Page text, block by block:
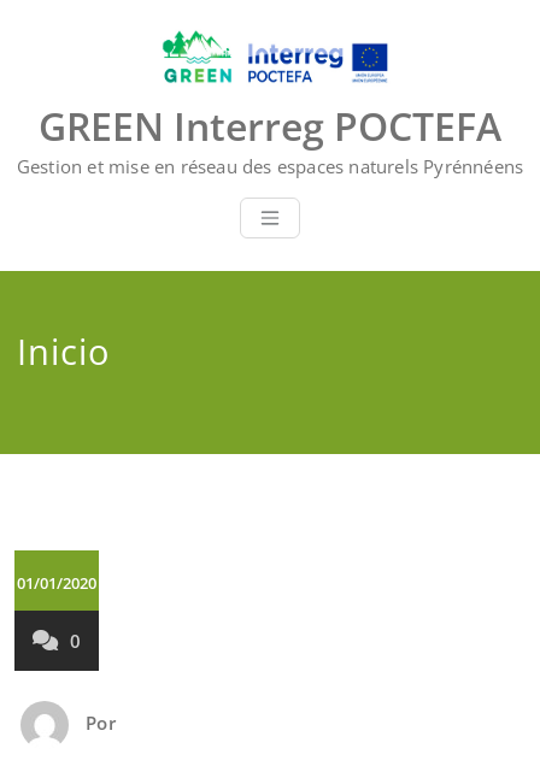
GREEN Interreg POCTEFA
Gestion et mise en réseau des espaces naturels Pyrénnéens
Inicio
01/01/2020
0
Por